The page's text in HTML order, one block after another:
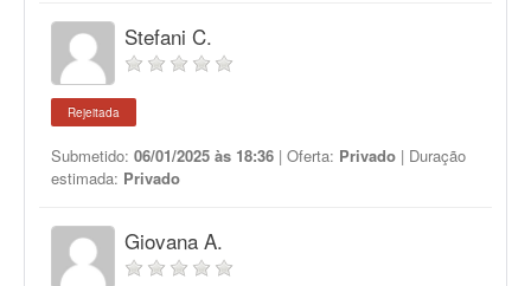
Stefani C.
Rejeitada
Submetido: 06/01/2025 às 18:36 | Oferta: Privado | Duração
estimada: Privado
Giovana A.